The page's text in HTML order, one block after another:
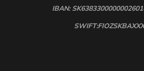
IBAN:
SWIFT:FIOZSKBAXXX